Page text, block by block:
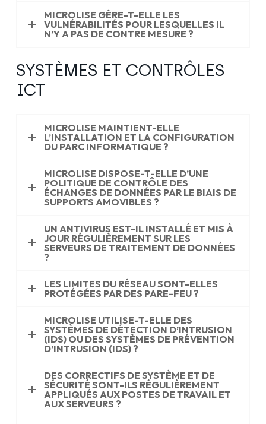
MICROLISE GÈRE-T-ELLE LES
VULNÉRABILITÉS POUR LESQUELLES IL
N’Y A PAS DE CONTRE MESURE ?
SYSTÈMES ET CONTRÔLES
ICT
MICROLISE MAINTIENT-ELLE
L’INSTALLATION ET LA CONFIGURATION
DU PARC INFORMATIQUE ?
MICROLISE DISPOSE-T-ELLE D’UNE
POLITIQUE DE CONTRÔLE DES
ÉCHANGES DE DONNÉES PAR LE BIAIS DE
SUPPORTS AMOVIBLES ?
UN ANTIVIRUS EST-IL INSTALLÉ ET MIS À
JOUR RÉGULIÈREMENT SUR LES
SERVEURS DE TRAITEMENT DE DONNÉES
?
LES LIMITES DU RÉSEAU SONT-ELLES
PROTÉGÉES PAR DES PARE-FEU ?
MICROLISE UTILISE-T-ELLE DES
SYSTÈMES DE DÉTECTION D’INTRUSION
(IDS) OU DES SYSTÈMES DE PRÉVENTION
D’INTRUSION (IDS) ?
DES CORRECTIFS DE SYSTÈME ET DE
SÉCURITÉ SONT-ILS RÉGULIÈREMENT
APPLIQUÉS AUX POSTES DE TRAVAIL ET
AUX SERVEURS ?